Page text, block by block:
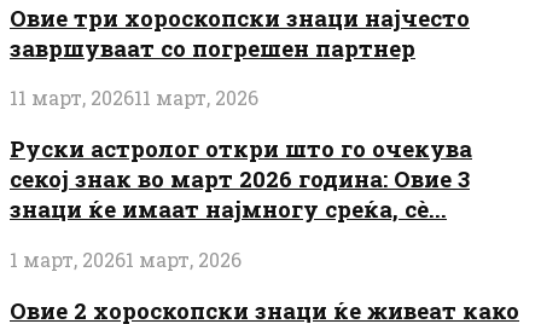
Овие три хороскопски знаци најчесто
завршуваат со погрешен партнер
11 март, 202611 март, 2026
Руски астролог откри што го очекува
секој знак во март 2026 година: Овие 3
знаци ќе имаат најмногу среќа, сè...
1 март, 20261 март, 2026
Овие 2 хороскопски знаци ќе живеат како